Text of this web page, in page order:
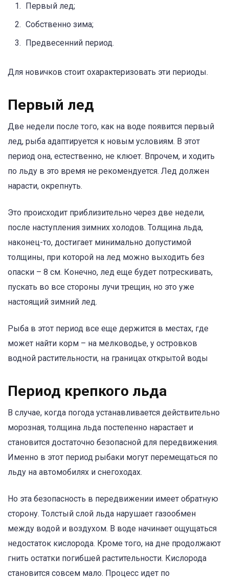
Первый лед;
Собственно зима;
Предвесенний период.
Для новичков стоит охарактеризовать эти периоды.
Первый лед
Две недели после того, как на воде появится первый
лед, рыба адаптируется к новым условиям. В этот
период она, естественно, не клюет. Впрочем, и ходить
по льду в это время не рекомендуется. Лед должен
нарасти, окрепнуть.
Это происходит приблизительно через две недели,
после наступления зимних холодов. Толщина льда,
наконец-то, достигает минимально допустимой
толщины, при которой на лед можно выходить без
опаски – 8 см. Конечно, лед еще будет потрескивать,
пускать во все стороны лучи трещин, но это уже
настоящий зимний лед.
Рыба в этот период все еще держится в местах, где
может найти корм – на мелководье, у островков
водной растительности, на границах открытой воды
Период крепкого льда
В случае, когда погода устанавливается действительно
морозная, толщина льда постепенно нарастает и
становится достаточно безопасной для передвижения.
Именно в этот период рыбаки могут перемещаться по
льду на автомобилях и снегоходах.
Но эта безопасность в передвижении имеет обратную
сторону. Толстый слой льда нарушает газообмен
между водой и воздухом. В воде начинает ощущаться
недостаток кислорода. Кроме того, на дне продолжают
гнить остатки погибшей растительности. Кислорода
становится совсем мало. Процесс идет по